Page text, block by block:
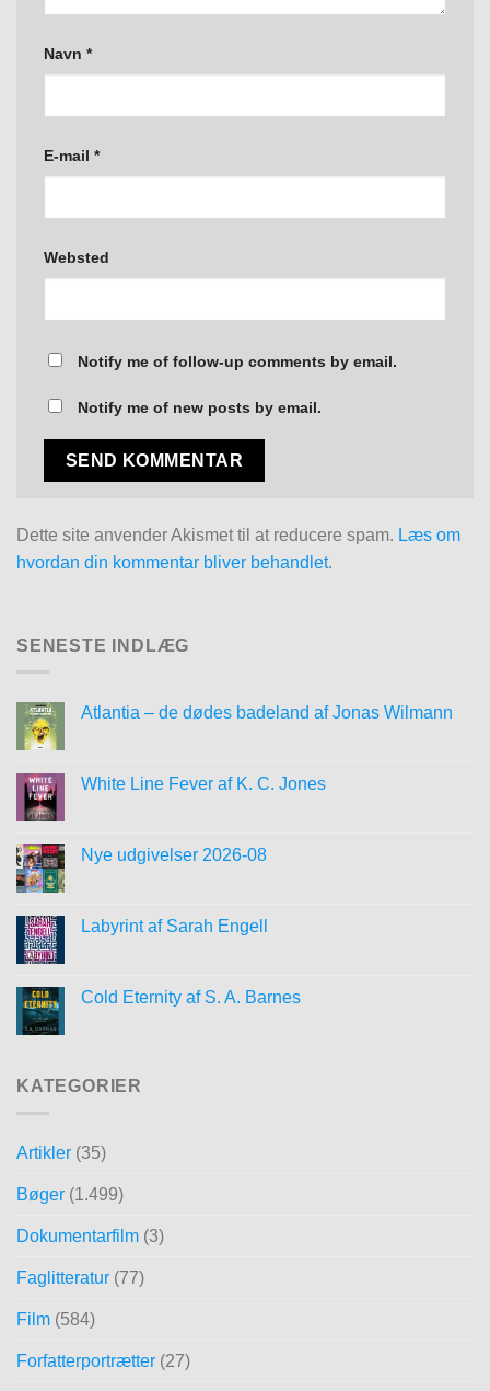
Navn *
E-mail *
Websted
Notify me of follow-up comments by email.
Notify me of new posts by email.
Dette site anvender Akismet til at reducere spam. Læs om
hvordan din kommentar bliver behandlet.
SENESTE INDLÆG
Atlantia – de dødes badeland af Jonas Wilmann
White Line Fever af K. C. Jones
Nye udgivelser 2026-08
Labyrint af Sarah Engell
Cold Eternity af S. A. Barnes
KATEGORIER
Artikler (35)
Bøger (1.499)
Dokumentarfilm (3)
Faglitteratur (77)
Film (584)
Forfatterportrætter (27)